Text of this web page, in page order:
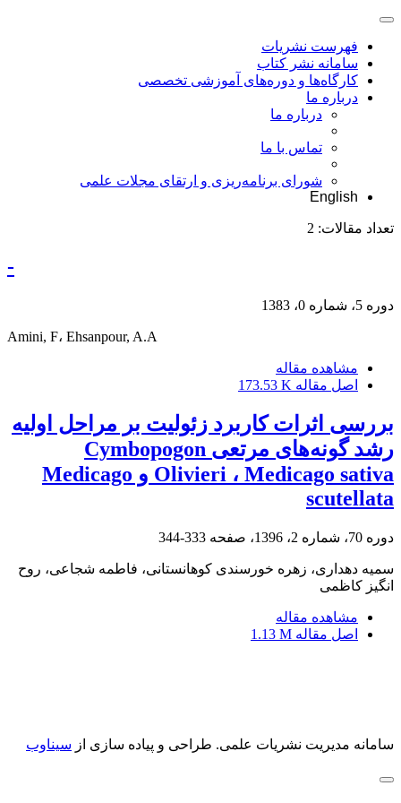
فهرست نشریات
سامانه نشر کتاب
کارگاه‌ها و دوره‌های آموزشی تخصصی
درباره ما
درباره ما
تماس با ما
شورای برنامه‌ریزی و ارتقای مجلات علمی
English
تعداد مقالات: 2
-
دوره 5، شماره 0، 1383
Amini, F، Ehsanpour, A.A
مشاهده مقاله
اصل مقاله 173.53 K
بررسی اثرات کاربرد زئولیت بر مراحل اولیه
رشد گونه‌های مرتعی Cymbopogon
Olivieri ، Medicago sativa و Medicago
scutellata
دوره 70، شماره 2، 1396، صفحه 333-344
سمیه دهداری، زهره خورسندی کوهانستانی، فاطمه شجاعی، روح
انگیز کاظمی
مشاهده مقاله
اصل مقاله 1.13 M
سامانه مدیریت نشریات علمی. طراحی و پیاده سازی از سیناوب